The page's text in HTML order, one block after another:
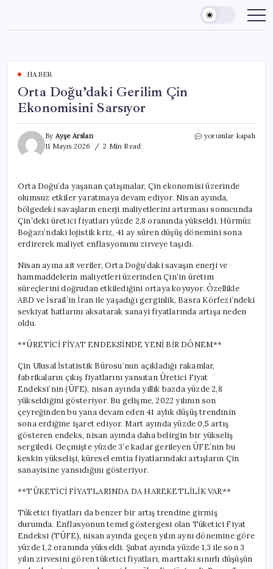
content
HABER
Orta Doğu’daki Gerilim Çin
Ekonomisini Sarsıyor
By Ayşe Arslan
11 Mayıs 2026
2 Min Read
Orta
Sarsıyor
için
yorumlar kapalı
Orta Doğu’da yaşanan çatışmalar, Çin ekonomisi üzerinde
olumsuz etkiler yaratmaya devam ediyor. Nisan ayında,
bölgedeki savaşların enerji maliyetlerini artırması sonucunda
Çin’deki üretici fiyatları yüzde 2,8 oranında yükseldi. Hürmüz
Boğazı’ndaki lojistik kriz, 41 ay süren düşüş dönemini sona
erdirerek maliyet enflasyonunu zirveye taşıdı.
Nisan ayına ait veriler, Orta Doğu’daki savaşın enerji ve
hammaddelerin maliyetleri üzerinden Çin’in üretim
süreçlerini doğrudan etkilediğini ortaya koyuyor. Özellikle
ABD ve İsrail’in İran ile yaşadığı gerginlik, Basra Körfezi’ndeki
sevkiyat hatlarını aksatarak sanayi fiyatlarında artışa neden
oldu.
**ÜRETİCİ FİYAT ENDEKSİNDE YENİ BİR DÖNEM**
Çin Ulusal İstatistik Bürosu’nun açıkladığı rakamlar,
fabrikaların çıkış fiyatlarını yansıtan Üretici Fiyat
Endeksi’nin (ÜFE), nisan ayında yıllık bazda yüzde 2,8
yükseldiğini gösteriyor. Bu gelişme, 2022 yılının son
çeyreğinden bu yana devam eden 41 aylık düşüş trendinin
sona erdiğine işaret ediyor. Mart ayında yüzde 0,5 artış
gösteren endeks, nisan ayında daha belirgin bir yükseliş
sergiledi. Geçmişte yüzde 3’e kadar gerileyen ÜFE’nin bu
keskin yükselişi, küresel emtia fiyatlarındaki artışların Çin
sanayisine yansıdığını gösteriyor.
**TÜKETİCİ FİYATLARINDA DA HAREKETLİLİK VAR**
Tüketici fiyatları da benzer bir artış trendine girmiş
durumda. Enflasyonun temel göstergesi olan Tüketici Fiyat
Endeksi (TÜFE), nisan ayında geçen yılın aynı dönemine göre
yüzde 1,2 oranında yükseldi. Şubat ayında yüzde 1,3 ile son 3
yılın zirvesini gören tüketici fiyatları, marttaki sınırlı düşüşün